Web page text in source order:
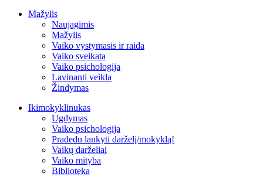
Mažylis
Naujagimis
Mažylis
Vaiko vystymasis ir raida
Vaiko sveikata
Vaiko psichologija
Lavinanti veikla
Žindymas
Ikimokyklinukas
Ugdymas
Vaiko psichologija
Pradedu lankyti darželį/mokyklą!
Vaikų darželiai
Vaiko mityba
Biblioteka